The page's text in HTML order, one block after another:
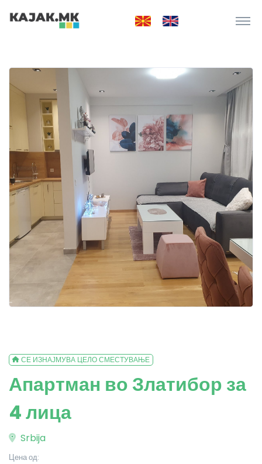
СЕ ИЗНАЈМУВА ЦЕЛО СМЕСТУВАЊЕ
Апартман во Златибор за
4 лица
Srbija
Цена од: